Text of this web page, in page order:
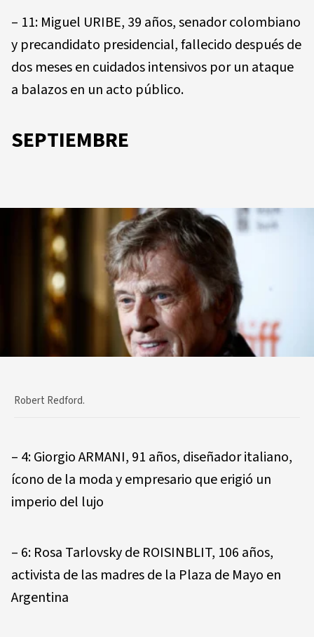
– 11: Miguel URIBE, 39 años, senador colombiano
y precandidato presidencial, fallecido después de
dos meses en cuidados intensivos por un ataque
a balazos en un acto público.
SEPTIEMBRE
Robert Redford.
– 4: Giorgio ARMANI, 91 años, diseñador italiano,
ícono de la moda y empresario que erigió un
imperio del lujo
– 6: Rosa Tarlovsky de ROISINBLIT, 106 años,
activista de las madres de la Plaza de Mayo en
Argentina